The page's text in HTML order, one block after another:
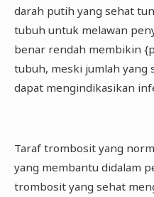
darah putih yang sehat
tubuh untuk melawan
benar rendah membikin
tubuh, meski jumlah yang
dapat mengindikasikan
Taraf trombosit yang
yang membantu didalam
trombosit yang sehat